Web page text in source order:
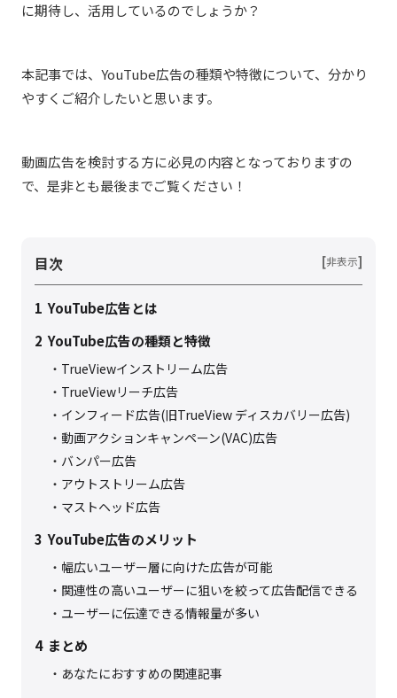
に期待し、活用しているのでしょうか？
本記事では、YouTube広告の種類や特徴について、分かり
やすくご紹介したいと思います。
動画広告を検討する方に必見の内容となっておりますの
で、是非とも最後までご覧ください！
目次 [非表示]
1 YouTube広告とは
2 YouTube広告の種類と特徴
TrueViewインストリーム広告
TrueViewリーチ広告
インフィード広告(旧TrueView ディスカバリー広告)
動画アクションキャンペーン(VAC)広告
バンパー広告
アウトストリーム広告
マストヘッド広告
3 YouTube広告のメリット
幅広いユーザー層に向けた広告が可能
関連性の高いユーザーに狙いを絞って広告配信できる
ユーザーに伝達できる情報量が多い
4 まとめ
あなたにおすすめの関連記事